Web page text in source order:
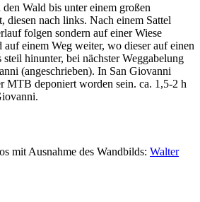
Wald bis unter einem großen
diesen nach links. Nach einem Sattel
folgen sondern auf einer Wiese
einem Weg weiter, wo dieser auf einen
hinunter, bei nächster Weggabelung
(angeschrieben). In San Giovanni
MTB deponiert worden sein. ca. 1,5-2 h
mit Ausnahme des Wandbilds: Walter